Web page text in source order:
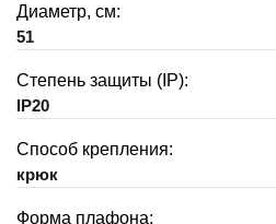
Диаметр, см:
51
Степень защиты (IP):
IP20
Способ крепления:
крюк
Форма плафона: